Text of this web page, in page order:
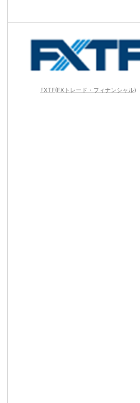
FXTF(FXトレード・フィナンシャル)